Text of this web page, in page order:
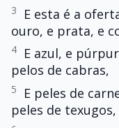
3
E esta é a
ouro, e prata, e
4
E azul, e
pelos de cabras,
5
E peles de
peles de